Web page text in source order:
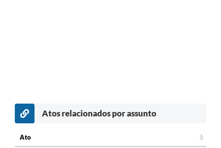
Atos relacionados por assunto
Ato